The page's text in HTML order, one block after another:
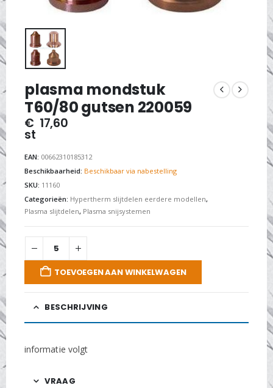
plasma mondstuk
T60/80 gutsen 220059
€ 17,60
st
EAN: 00662310185312
Beschikbaarheid: Beschikbaar via nabestelling
SKU: 11160
Categorieën: Hypertherm slijtdelen eerdere modellen,
Plasma slijtdelen, Plasma snijsystemen
TOEVOEGEN AAN WINKELWAGEN
BESCHRIJVING
informatie volgt
VRAAG